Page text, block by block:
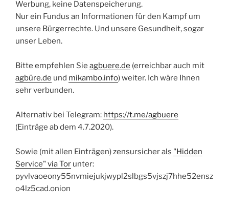
Werbung, keine Datenspeicherung.
Nur ein Fundus an Informationen für den Kampf um
unsere Bürgerrechte. Und unsere Gesundheit, sogar
unser Leben.
Bitte empfehlen Sie agbuere.de (erreichbar auch mit
agbüre.de und mikambo.info) weiter. Ich wäre Ihnen
sehr verbunden.
Alternativ bei Telegram: https://t.me/agbuere
(Einträge ab dem 4.7.2020).
Sowie (mit allen Einträgen) zensursicher als "Hidden
Service" via Tor unter:
pyvlvaoeony55nvmiejukjwypl2slbgs5vjszj7hhe52ensz
o4lz5cad.onion